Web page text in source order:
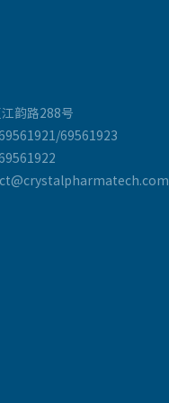
韵路288号
69561923